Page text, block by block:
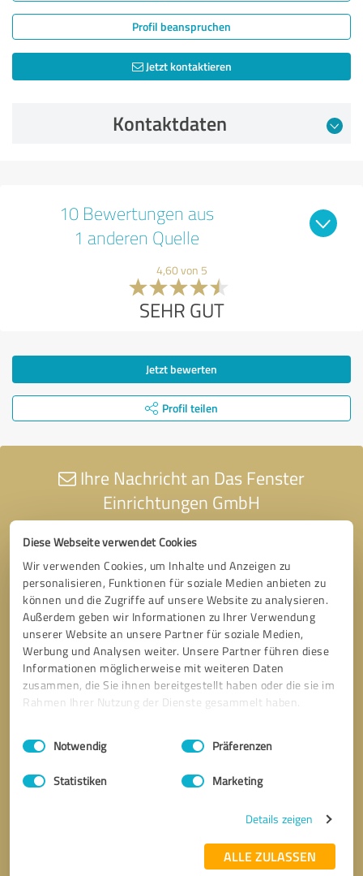
Diese Webseite verwendet Cookies
Wir verwenden Cookies, um Inhalte und Anzeigen zu
personalisieren, Funktionen für soziale Medien anbieten zu
können und die Zugriffe auf unsere Website zu analysieren.
Außerdem geben wir Informationen zu Ihrer Verwendung
unserer Website an unsere Partner für soziale Medien,
Werbung und Analysen weiter. Unsere Partner führen diese
Informationen möglicherweise mit weiteren Daten
zusammen, die Sie ihnen bereitgestellt haben oder die sie im
Rahmen Ihrer Nutzung der Dienste gesammelt haben.
Impressum Datenschutzbestimmungen
Einwilligungsauswahl
Notwendig Präferenzen
Statistiken Marketing
Details zeigen
ALLE ZULASSEN
Profil beanspruchen
Jetzt kontaktieren
Kontaktdaten
10 Bewertungen aus
1 anderen Quelle
4,60 von 5
SEHR GUT
Jetzt bewerten
Profil teilen
Ihre Nachricht an Das Fenster
Einrichtungen GmbH
* Erforderliche Angaben